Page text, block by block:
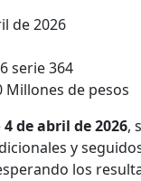
de 2026
serie 364
Millones de pesos
de abril de 2026,
y
los